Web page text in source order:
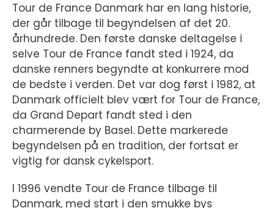
Tour de France Danmark har en lang historie,
der går tilbage til begyndelsen af det 20.
århundrede. Den første danske deltagelse i
selve Tour de France fandt sted i 1924, da
danske renners begyndte at konkurrere mod
de bedste i verden. Det var dog først i 1982, at
Danmark officielt blev vært for Tour de France,
da Grand Depart fandt sted i den
charmerende by Basel. Dette markerede
begyndelsen på en tradition, der fortsat er
vigtig for dansk cykelsport.
I 1996 vendte Tour de France tilbage til
Danmark, med start i den smukke bys